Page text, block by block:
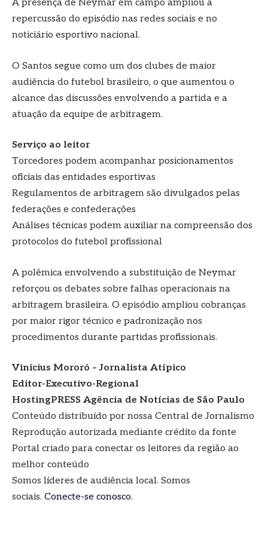
A presença de Neymar em campo ampliou a
repercussão do episódio nas redes sociais e no
noticiário esportivo nacional.
O Santos segue como um dos clubes de maior
audiência do futebol brasileiro, o que aumentou o
alcance das discussões envolvendo a partida e a
atuação da equipe de arbitragem.
Serviço ao leitor
Torcedores podem acompanhar posicionamentos
oficiais das entidades esportivas
Regulamentos de arbitragem são divulgados pelas
federações e confederações
Análises técnicas podem auxiliar na compreensão dos
protocolos do futebol profissional
A polêmica envolvendo a substituição de Neymar
reforçou os debates sobre falhas operacionais na
arbitragem brasileira. O episódio ampliou cobranças
por maior rigor técnico e padronização nos
procedimentos durante partidas profissionais.
Vinicius Mororó – Jornalista Atípico
Editor-Executivo-Regional
HostingPRESS Agência de Notícias de São Paulo
Conteúdo distribuído por nossa Central de Jornalismo
Reprodução autorizada mediante crédito da fonte
Portal criado para conectar os leitores da região ao
melhor conteúdo
Somos líderes de audiência local. Somos
sociais. Conecte-se conosco.